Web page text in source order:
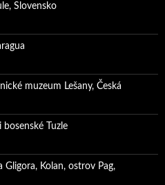
Slovensko
muzeum Lešany, Česká
bosenské Tuzle
Gligora, Kolan, ostrov Pag,